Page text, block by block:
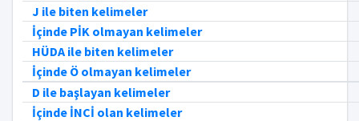
J ile biten kelimeler
İçinde PİK olmayan kelimeler
HÜDA ile biten kelimeler
İçinde Ö olmayan kelimeler
D ile başlayan kelimeler
İçinde İNCİ olan kelimeler